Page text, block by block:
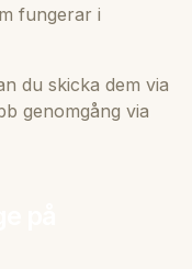
fungerar i
du skicka dem via
genomgång via